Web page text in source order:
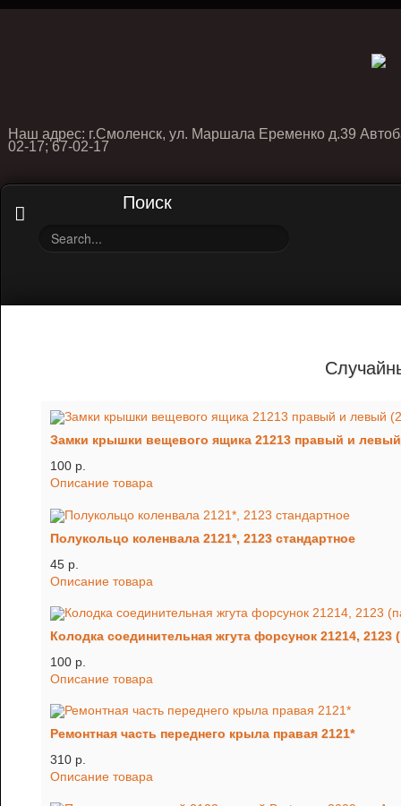
Наш адрес: г.Смоленск, ул. Маршала Еременко д.39
02-17; 67-02-17
Поиск
Замки крышки вещевого ящика 21213 правый и
100 p.
Описание товара
Полукольцо коленвала 2121*, 2123 стандартное
45 p.
Описание товара
Колодка соединительная жгута форсунок 21214, 2123
100 p.
Описание товара
Ремонтная часть переднего крыла правая 2121*
310 p.
Описание товара